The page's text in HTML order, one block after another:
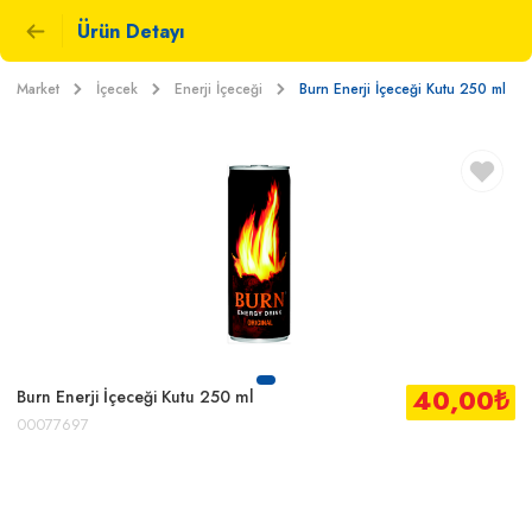
Ürün Detayı
Market İçecek Enerji İçeceği Burn Enerji İçeceği Kutu 250 ml
Burn Enerji İçeceği Kutu 250 ml
00077697
40,00₺